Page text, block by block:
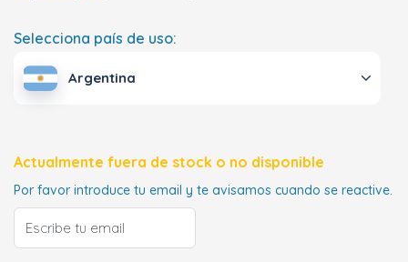
Selecciona país de uso:
Argentina
Actualmente fuera de stock o no disponible
Por favor introduce tu email y te avisamos cuando se reactive.